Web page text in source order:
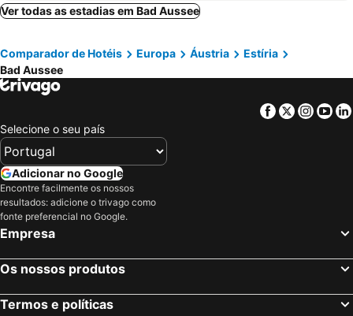
Mallnitz, Caríntia Hotéis
Spielberg bei Knittelfeld, Estíria Hotéis
Schönau am Königssee, Baviera Hotéis
Rußbach, Salisburgo Hotéis
Hof bei Salzburg, Salisburgo Hotéis
Wels, Alta Áustria Hotéis
Saaldorf-Surheim, Baviera Hotéis
Graz, Estíria Hotéis
Hallstatt, Alta Áustria Hotéis
Obertraun, Alta Áustria Hotéis
Klagenfurt am Wörthersee, Caríntia Hotéis
Viena, Viena Hotéis
Insbruck, Tirol Hotéis
Ischgl, Tirol Hotéis
Seefeld, Tirol Hotéis
Ver todas as estadias em Bad Aussee
Comparador de Hotéis Europa Áustria
Estíria
Bad Aussee
Facebook
Twitter
Selecione o seu país
Adicionar no Google
Encontre facilmente os nossos
resultados: adicione o trivago como
fonte preferencial no Google.
Empresa
Os nossos produtos
Termos e políticas